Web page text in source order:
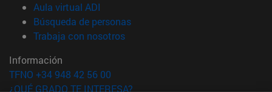
Aula virtual ADI
Búsqueda de personas(abre en nueva ventana)
Trabaja con nosotros(abre en nueva ventana)
Información
TFNO +34 948 42 56 00
¿QUÉ GRADO TE INTERESA?